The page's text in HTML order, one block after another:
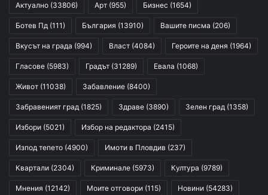
Актуално (33806) Арт (955) Бизнес (1654)
Ботев Пд (111) България (13910) Вашите писма (206)
Вкусът на града (994) Власт (4084) Героите на деня (1964)
Гласове (5983) Градът (31289) Евала (1068)
Живот (11038) Забавление (8400)
Забравеният град (1825) Здраве (3890) Зелен град (1358)
Избори (5021) Избор на редактора (2415)
Изпод тепето (4900) Имоти в Пловдив (237)
Квартали (2304) Криминале (5973) Култура (9789)
Мнения (12142) Моите отговори (115) Новини (54283)